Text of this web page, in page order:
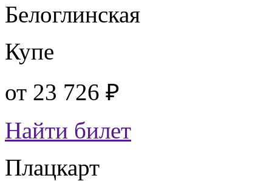
Белоглинская
Купе
от 23 726 ₽
Найти билет
Плацкарт